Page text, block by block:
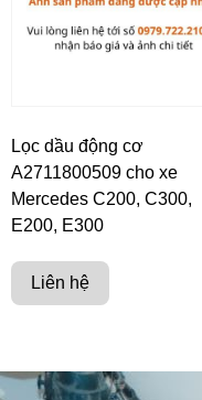
Lọc dầu động cơ
A2711800509 cho xe
Mercedes C200, C300,
E200, E300
Liên hệ